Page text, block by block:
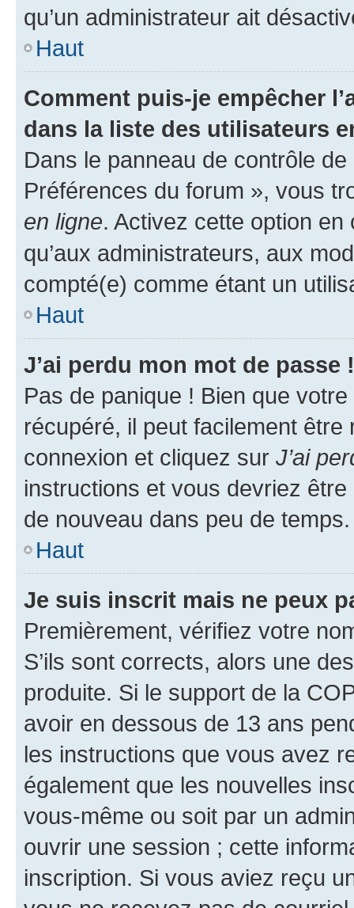
qu’un administrateur ait
Haut
Comment puis-je empêcher
dans la liste des utilisateurs
Dans le panneau de contrôle
Préférences du forum », vous
en ligne. Activez cette option
qu’aux administrateurs, aux
compté(e) comme étant un
Haut
J’ai perdu mon mot de passe !
Pas de panique ! Bien que
récupéré, il peut facilement
connexion et cliquez sur J’ai
instructions et vous devriez
de nouveau dans peu de temps.
Haut
Je suis inscrit mais ne peux
Premièrement, vérifiez votre
S’ils sont corrects, alors une
produite. Si le support de la
avoir en dessous de 13 ans
les instructions que vous avez
également que les nouvelles
vous-même ou soit par un
ouvrir une session ; cette
inscription. Si vous aviez reçu